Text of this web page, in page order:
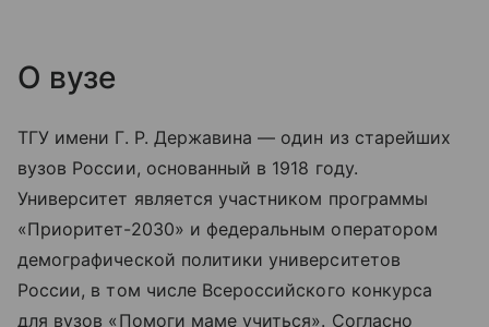
О вузе
ТГУ имени Г. Р. Державина — один из старейших
вузов России, основанный в 1918 году.
Университет является участником программы
«Приоритет-2030» и федеральным оператором
демографической политики университетов
России, в том числе Всероссийского конкурса
для вузов «Помоги маме учиться». Согласно